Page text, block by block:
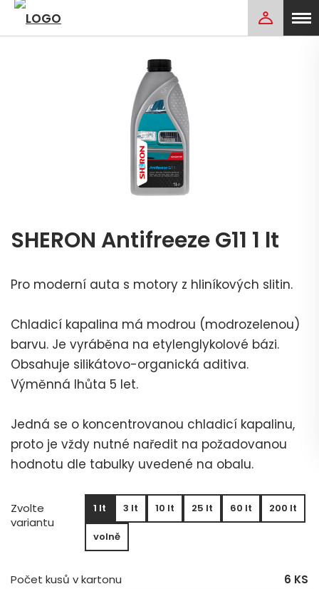
SHERON Antifreeze G11 1 lt
Pro moderní auta s motory z hliníkových slitin.
Chladicí kapalina má modrou (modrozelenou)
barvu. Je vyráběna na etylenglykolové bázi.
Obsahuje silikátovo-organická aditiva.
Výměnná lhůta 5 let.
Jedná se o koncentrovanou chladicí kapalinu,
proto je vždy nutné naředit na požadovanou
hodnotu dle tabulky uvedené na obalu.
Zvolte
variantu
1 lt 3 lt 10 lt 25 lt 60 lt 200 lt
volně
Počet kusů v kartonu
6 KS